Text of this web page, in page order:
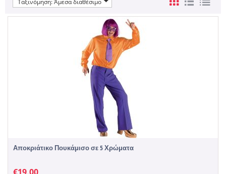
Ταξινόμηση: Άμεσα διαθέσιμο
Αποκριάτικο Πουκάμισο σε 5 Χρώματα